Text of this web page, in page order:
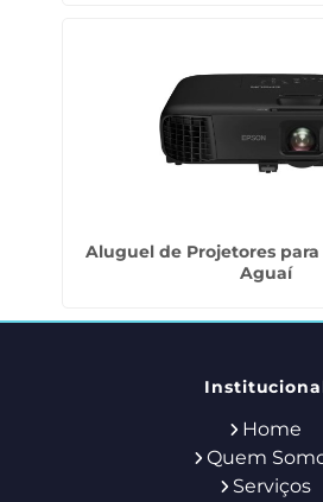
Aluguel de Projetores para
Aguaí
Home
Quem
Serviços